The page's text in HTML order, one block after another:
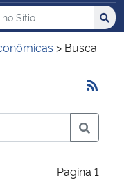
no no Sítio
> Busca
Página 1